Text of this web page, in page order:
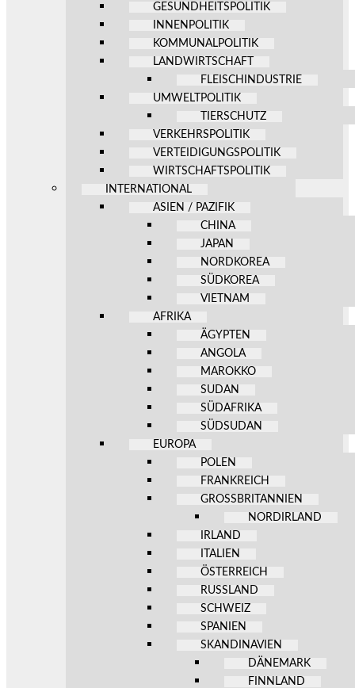
GESUNDHEITSPOLITIK
INNENPOLITIK
KOMMUNALPOLITIK
LANDWIRTSCHAFT
FLEISCHINDUSTRIE
UMWELTPOLITIK
TIERSCHUTZ
VERKEHRSPOLITIK
VERTEIDIGUNGSPOLITIK
WIRTSCHAFTSPOLITIK
INTERNATIONAL
ASIEN / PAZIFIK
CHINA
JAPAN
NORDKOREA
SÜDKOREA
VIETNAM
AFRIKA
ÄGYPTEN
ANGOLA
MAROKKO
SUDAN
SÜDAFRIKA
SÜDSUDAN
EUROPA
POLEN
FRANKREICH
GROSSBRITANNIEN
NORDIRLAND
IRLAND
ITALIEN
ÖSTERREICH
RUSSLAND
SCHWEIZ
SPANIEN
SKANDINAVIEN
DÄNEMARK
FINNLAND